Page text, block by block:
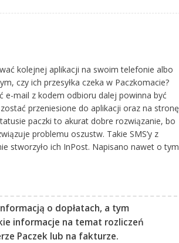
kolejnej aplikacji na swoim telefonie albo
czy ich przesyłka czeka w Paczkomacie?
e-mail z kodem odbioru dalej powinna być
przeniesione do aplikacji oraz na stronę
paczki to akurat dobre rozwiązanie, bo
problemu oszustw. Takie SMS’y z
stworzyło ich InPost. Napisano nawet o tym
o dopłatach, a tym
informacje na temat rozliczeń
Paczek lub na fakturze.